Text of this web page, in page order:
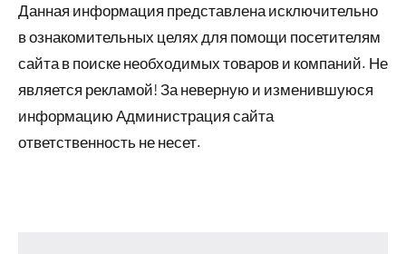
Данная информация представлена исключительно
в ознакомительных целях для помощи посетителям
сайта в поиске необходимых товаров и компаний. Не
является рекламой! За неверную и изменившуюся
информацию Администрация сайта
ответственность не несет.